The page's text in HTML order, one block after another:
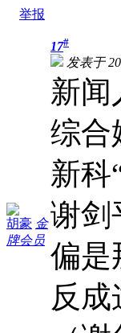
举报
胡豪 金
牌会员
17#
发表于
新闻
综合
新科
谢剑
偏是
反成